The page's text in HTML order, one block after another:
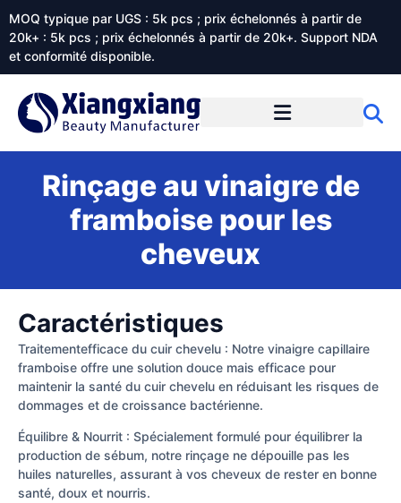
MOQ typique par UGS : 5k pcs ; prix échelonnés à partir de
20k+ : 5k pcs ; prix échelonnés à partir de 20k+. Support NDA
et conformité disponible.
Rinçage au vinaigre de
framboise pour les
cheveux
Caractéristiques
Traitementefficace du cuir chevelu : Notre vinaigre capillaire
framboise offre une solution douce mais efficace pour
maintenir la santé du cuir chevelu en réduisant les risques de
dommages et de croissance bactérienne.
Équilibre & Nourrit : Spécialement formulé pour équilibrer la
production de sébum, notre rinçage ne dépouille pas les
huiles naturelles, assurant à vos cheveux de rester en bonne
santé, doux et nourris.